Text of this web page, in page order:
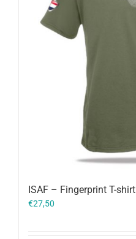
ISAF – Fingerprint T-shirt
€27,50